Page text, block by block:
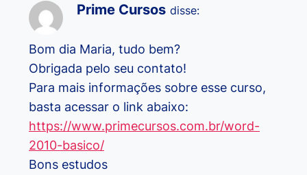
Prime Cursos disse:
Bom dia Maria, tudo bem?
Obrigada pelo seu contato!
Para mais informações sobre esse curso,
basta acessar o link abaixo:
https://www.primecursos.com.br/word-
2010-basico/
Bons estudos